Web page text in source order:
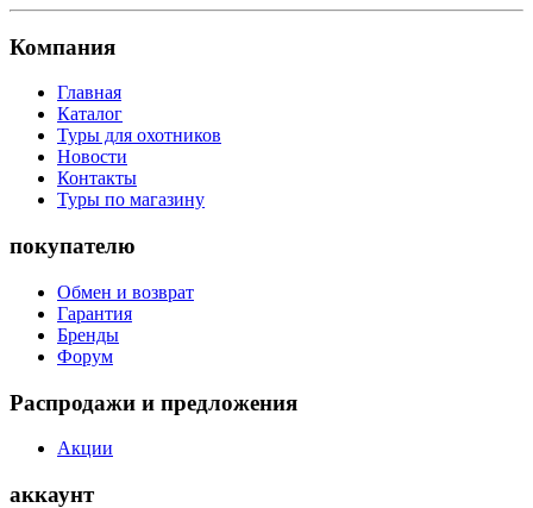
Компания
Главная
Каталог
Туры для охотников
Новости
Контакты
Туры по магазину
покупателю
Обмен и возврат
Гарантия
Бренды
Форум
Распродажи и предложения
Акции
аккаунт